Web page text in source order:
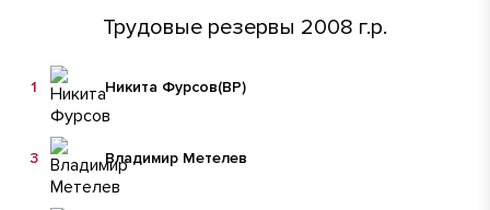
Трудовые резервы 2008 г.р.
Никита Фурсов(ВР)
1
Владимир Метелев
3